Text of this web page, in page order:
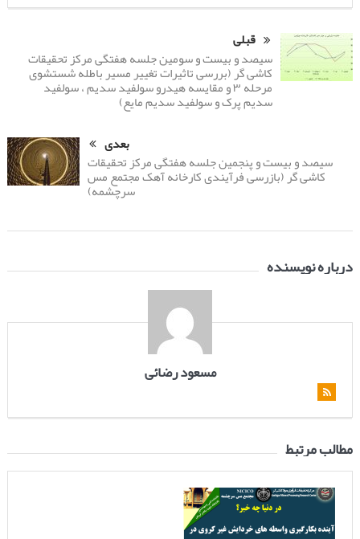
قبلی
سیصد و بیست و سومین جلسه هفتگی مرکز تحقیقات
کاشی گر (بررسی تاثیرات تغییر مسیر باطله شستشوی
مرحله ۳ و مقایسه هیدرو سولفید سدیم ، سولفید
سدیم پرک و سولفید سدیم مایع)
بعدی
سیصد و بیست و پنجمین جلسه هفتگی مرکز تحقیقات
کاشی گر (بازرسی فرآیندی کارخانه آهک مجتمع مس
سرچشمه)
درباره نویسنده
مسعود رضائی
مطالب مرتبط